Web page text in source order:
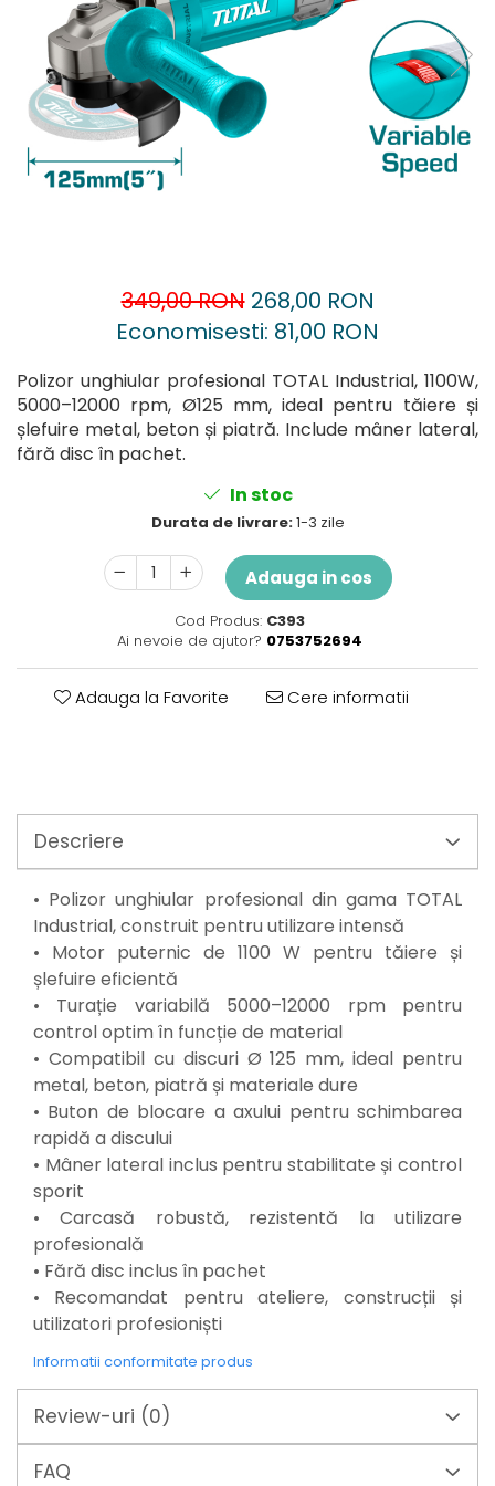
Accesorii pentru oberfreză
Mașini de șlefuit
Măști de sudură
Nivele cu bulă
Nivelă laser
Picamere
Capsatoare
Căni
Drujbă
Accesorii pentru drujbă
Echipamente de protecție
Foarfece tablă
Grătare și accesorii
Instalații sanitare
Mașină de tocat carne
Mori electrice
Oale și vase de gătit
Pistol pentru vopsit
Pompă, hidrofor
Presostate/Regulatoare de
Prelate și Folii de Protecție
Prelungitoare
Accesorii pentru polizor
Compresoare aer
Fierastrau sabie
Fierăstrău circular
Flexuri
Mixere mortar
Motoare electrice
Pistoale de bătut cuie
Polizoare
Seturi aparate electrice
Testere electrice
Unelte multifuncționale
Vibratoare pentru beton
Scule manuale
Aparate de Tăiat Gresie
Briceag multifuncțional
Ciocan
Clești
Menghine
Scule pentru Gresie și Sticlă
Scule pentru grădină
349,00 RON 268,00 RON
Economisesti: 81,00 RON
Polizor unghiular profesional TOTAL Industrial, 1100W,
5000–12000 rpm, Ø125 mm, ideal pentru tăiere și
șlefuire metal, beton și piatră. Include mâner lateral,
fără disc în pachet.
In stoc
Durata de livrare:1-3 zile
Adauga in cos
Cod Produs: C393
Ai nevoie de ajutor? 0753752694
Adauga la Favorite Cere informatii
Descriere
• Polizor unghiular profesional din gama TOTAL
Industrial, construit pentru utilizare intensă
• Motor puternic de 1100 W pentru tăiere și
șlefuire eficientă
• Turație variabilă 5000–12000 rpm pentru
control optim în funcție de material
• Compatibil cu discuri Ø 125 mm, ideal pentru
metal, beton, piatră și materiale dure
• Buton de blocare a axului pentru schimbarea
rapidă a discului
• Mâner lateral inclus pentru stabilitate și control
sporit
• Carcasă robustă, rezistentă la utilizare
profesională
• Fără disc inclus în pachet
• Recomandat pentru ateliere, construcții și
utilizatori profesioniști
Informatii conformitate produs
Review-uri (0)
FAQ